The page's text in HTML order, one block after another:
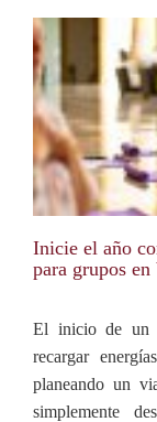
Inicie el año
para grupos en
El inicio de un
recargar
planeando un
simplemente